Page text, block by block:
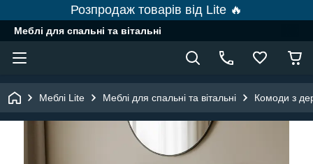
Розпродаж товарів від Lite 🔥
Меблі для спальні та вітальні
Меблі Lite Меблі для спальні та вітальні Комоди з